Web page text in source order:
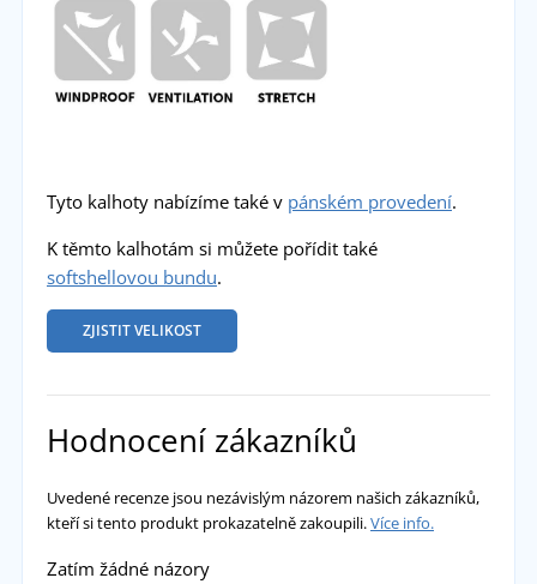
Tyto kalhoty nabízíme také v pánském provedení.
K těmto kalhotám si můžete pořídit také
softshellovou bundu.
ZJISTIT VELIKOST
Hodnocení zákazníků
Uvedené recenze jsou nezávislým názorem našich zákazníků,
kteří si tento produkt prokazatelně zakoupili.Více info.
Zatím žádné názory